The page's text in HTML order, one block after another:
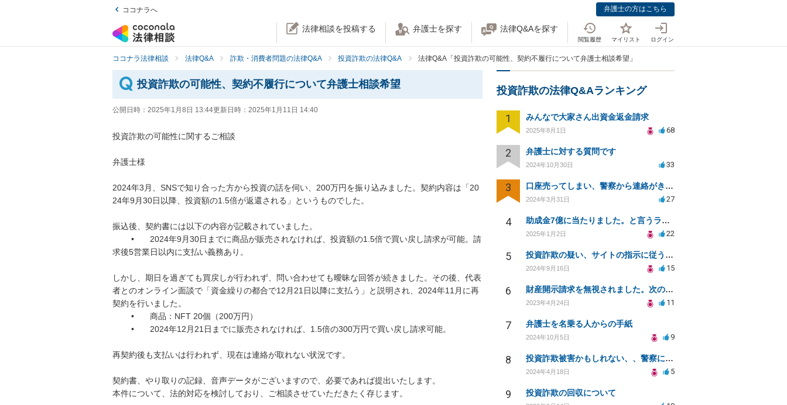
ココナラへ 弁護士の方はこちら
法律相談を投稿する 弁護士を探す 法律Q&Aを探す
閲覧履歴 マイリスト ログイン
ココナラ法律相談 法律Q&A 詐欺・消費者問題の法律Q&A 投資詐欺の法律Q&A 法律Q&A「投資詐欺の可能性、契約不履行について弁護士相談希望」
投資詐欺の可能性、契約不履行について弁護士相談希望
公開日時： 2025年1月8日 13:44更新日時： 2025年1月11日 14:40
投資詐欺の可能性に関するご相談
弁護士様
2024年3月、SNSで知り合った方から投資の話を伺い、200万円を振り込みました。契約内容は「20
24年9月30日以降、投資額の1.5倍が返還される」というものでした。
振込後、契約書には以下の内容が記載されていました。
求後5営業日以内に支払い義務あり。
しかし、期日を過ぎても買戻しが行われず、問い合わせても曖昧な回答が続きました。その後、代表
者とのオンライン面談で「資金繰りの都合で12月21日以降に支払う」と説明され、2024年11月に再
契約を行いました。
再契約後も支払いは行われず、現在は連絡が取れない状況です。
契約書、やり取りの記録、音声データがございますので、必要であれば提出いたします。
本件について、法的対応を検討しており、ご相談させていただきたく存じます。
投資詐欺の法律Q&Aランキング
1 みんなで大家さん出資金返金請求
2025年8月1日 68
2 弁護士に対する質問です
2024年10月30日 33
3 口座売ってしまい、警察から連絡がきました。
2024年3月31日 27
4 助成金7億に当たりました。と言うラインがきた
2025年1月2日 22
5 投資詐欺の疑い、サイトの指示に従うべきか教えてください
2024年9月16日 15
6 財産開示請求を無視されました。次の手の相談
2023年4月24日 11
7 弁護士を名乗る人からの手紙
2024年10月5日 9
8 投資詐欺被害かもしれない、、警察に相談すべきか
2024年4月18日 5
9 投資詐欺の回収について